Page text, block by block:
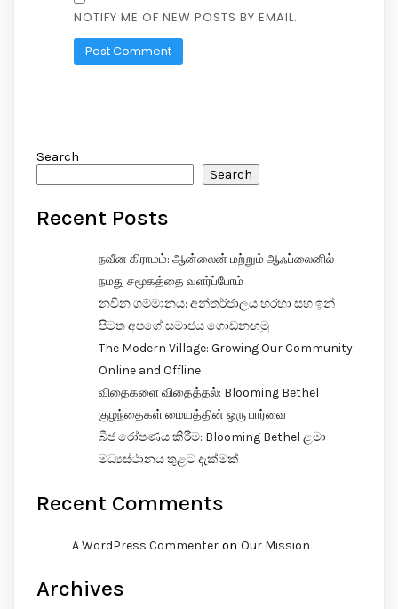
NOTIFY ME OF NEW POSTS BY EMAIL.
Search
Search
Recent Posts
நவீன கிராமம்: ஆன்லைன் மற்றும் ஆஃப்லைனில்
நமது சமூகத்தை வளர்ப்போம்
නවීන ගම්මානය: අන්තර්ජාලය හරහා සහ ඉන්
පිටත අපගේ සමාජය ගොඩනඟමු
The Modern Village: Growing Our Community
Online and Offline
விதைகளை விதைத்தல்: Blooming Bethel
குழந்தைகள் மையத்தின் ஒரு பார்வை
බීජ රෝපණය කිරීම: Blooming Bethel ළමා
මධ්‍යස්ථානය තුළට දැක්මක්
Recent Comments
A WordPress Commenter on Our Mission
Archives